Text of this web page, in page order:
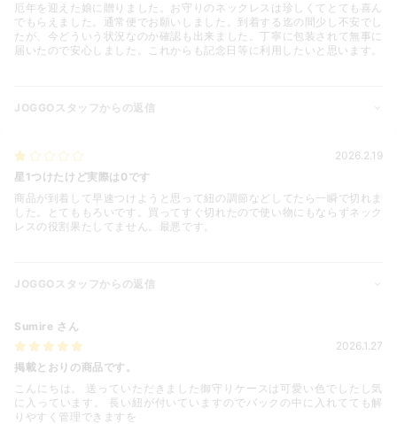
厄年を迎えた娘に贈りました。お守りのネックレスは珍しくてとても喜ん
でもらえました。通常便でお願いしました。到着する迄の間少し不安でし
たが、今どういう状況なのか確認も出来ました。丁寧に包装されて無事に
届いたので安心しました。これからも記念日等に利用したいと思います。
JOGGOスタッフからの返信
2026.2.19
星1つけたけど実際は0です
商品が到着して早速つけようと思って紐の調節などしてたら一瞬で切れま
した。とてももろいです。買ってすぐ切れたので使い物にもならずネック
レスの役割果たしてません。最悪です。
JOGGOスタッフからの返信
Sumire さん
2026.1.27
掲載とおりの商品です。
こんにちは。 送っていただきました御守りケースは可愛い色でしたし気
に入っています。 長い紐が付いていますのでバックの中に入れてても解
りやすく管理できますを